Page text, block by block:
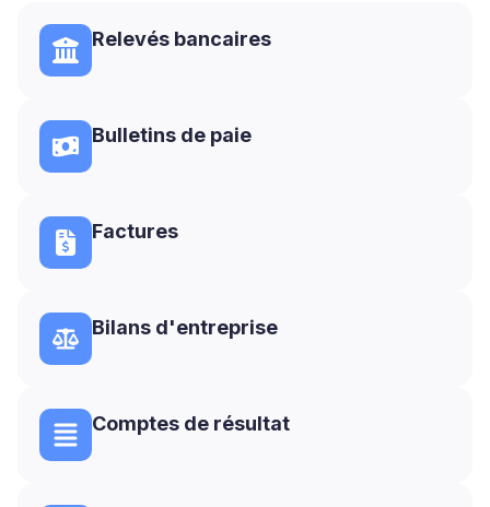
Relevés bancaires
Bulletins de paie
Factures
Bilans d'entreprise
Comptes de résultat